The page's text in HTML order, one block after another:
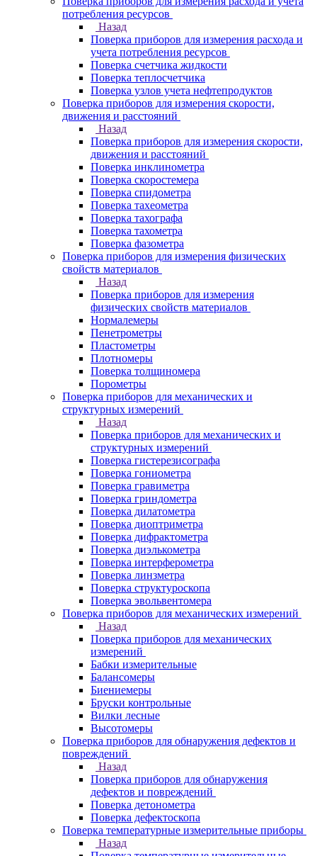
потребления ресурсов
Назад
Поверка приборов для измерения расхода и
учета потребления ресурсов
Поверка счетчика жидкости
Поверка теплосчетчика
Поверка узлов учета нефтепродуктов
Поверка приборов для измерения скорости,
движения и расстояний
Назад
Поверка приборов для измерения скорости,
движения и расстояний
Поверка инклинометра
Поверка скоростемера
Поверка спидометра
Поверка тахеометра
Поверка тахографа
Поверка тахометра
Поверка фазометра
Поверка приборов для измерения физических
свойств материалов
Назад
Поверка приборов для измерения
физических свойств материалов
Нормалемеры
Пенетрометры
Пластометры
Плотномеры
Поверка толщиномера
Порометры
Поверка приборов для механических и
структурных измерений
Назад
Поверка приборов для механических и
структурных измерений
Поверка гистерезисографа
Поверка гониометра
Поверка гравиметра
Поверка гриндометра
Поверка дилатометра
Поверка диоптриметра
Поверка дифрактометра
Поверка диэлькометра
Поверка интерферометра
Поверка линзметра
Поверка структуроскопа
Поверка эвольвентомера
Поверка приборов для механических измерений
Назад
Поверка приборов для механических
измерений
Бабки измерительные
Балансомеры
Биениемеры
Бруски контрольные
Вилки лесные
Высотомеры
Поверка приборов для обнаружения дефектов и
повреждений
Назад
Поверка приборов для обнаружения
дефектов и повреждений
Поверка детонометра
Поверка дефектоскопа
Поверка температурные измерительные приборы
Назад